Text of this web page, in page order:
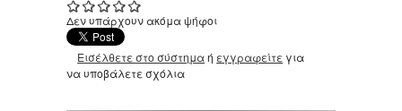
Δεν υπάρχουν ακόμα ψήφοι
Εισέλθετε στο σύστημαή εγγραφείτε για
να υποβάλετε σχόλια